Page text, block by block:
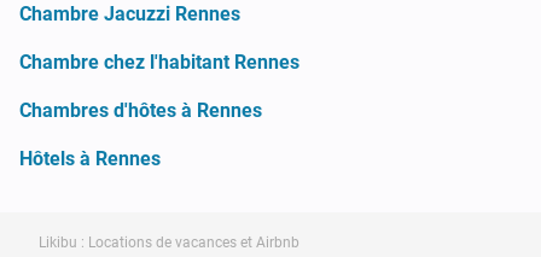
Chambre Jacuzzi Rennes
Chambre chez l'habitant Rennes
Chambres d'hôtes à Rennes
Hôtels à Rennes
Likibu : Locations de vacances et Airbnb